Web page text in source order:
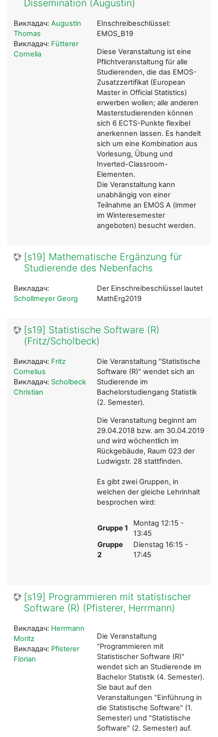
Dissemination (Augustin)
EInschreibeschlüssel:
EMOS_B19
Diese Veranstaltung ist eine
Pflichtveranstaltung für alle
Studierenden, die das EMOS-
Zusatzzertifikat (European
Master in Official Statistics)
erwerben wollen; alle anderen
Masterstudierenden können
sich 6 ECTS-Punkte flexibel
anerkennen lassen. Es handelt
sich um eine Kombination aus
Vorlesung, Übung und
Inverted-Classroom-
Elementen.
Die Veranstaltung kann
unabhängig von einer
Teilnahme an EMOS A (immer
im Winteresemester
angeboten) besucht werden.
Викладач: Augustin
Thomas
Викладач: Fütterer
Cornelia
[s19] Mathematische Ergänzung für
Studierende des Nebenfachs
Der Einschreibeschlüssel lautet
MathErg2019
Викладач:
Schollmeyer Georg
[s19] Statistische Software (R)
(Fritz/Scholbeck)
Die Veranstaltung "Statistische
Software (R)" wendet sich an
Studierende im
Bachelorstudiengang Statistik
(2. Semester).
Die Veranstaltung beginnt am
29.04.2018 bzw. am 30.04.2019
und wird wöchentlich im
Rückgebäude, Raum 023 der
Ludwigstr. 28 stattfinden.
Es gibt zwei Gruppen, in
welchen der gleiche Lehrinhalt
besprochen wird:
Gruppe 1
Montag 12:15 -
13:45
Gruppe
2
Dienstag 16:15 -
17:45
Викладач: Fritz
Cornelius
Викладач: Scholbeck
Christian
[s19] Programmieren mit statistischer
Software (R) (Pfisterer, Herrmann)
Die Veranstaltung
"Programmieren mit
Statistischer Software (R)"
wendet sich an Studierende im
Bachelor Statistik (4. Semester).
Sie baut auf den
Veranstaltungen "Einführung in
die Statistische Software" (1.
Semester) und "Statistische
Software" (2. Semester) auf.
Викладач: Herrmann
Moritz
Викладач: Pfisterer
Florian